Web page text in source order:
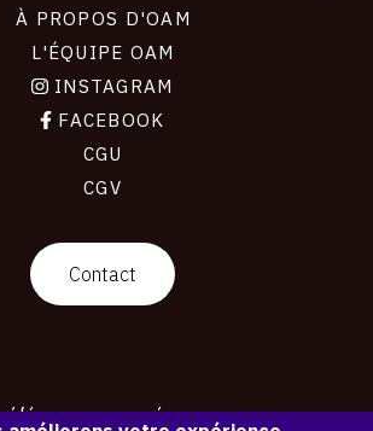
À PROPOS D'OAM
L'ÉQUIPE OAM
INSTAGRAM
FACEBOOK
CGU
CGV
Contact
pour créer,